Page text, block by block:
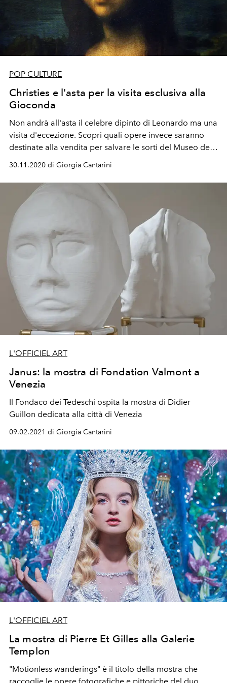
POP CULTURE
Christies e l'asta per la visita esclusiva alla
Gioconda
Non andrà all'asta il celebre dipinto di Leonardo ma una
visita d'eccezione. Scopri quali opere invece saranno
destinate alla vendita per salvare le sorti del Museo del
30.11.2020 di Giorgia Cantarini
L'OFFICIEL ART
Janus: la mostra di Fondation Valmont a
Venezia
Il Fondaco dei Tedeschi ospita la mostra di Didier
Guillon dedicata alla città di Venezia
09.02.2021 di Giorgia Cantarini
L'OFFICIEL ART
La mostra di Pierre Et Gilles alla Galerie
Templon
"Motionless wanderings" è il titolo della mostra che
raccoglie le opere fotografiche e pittoriche del duo